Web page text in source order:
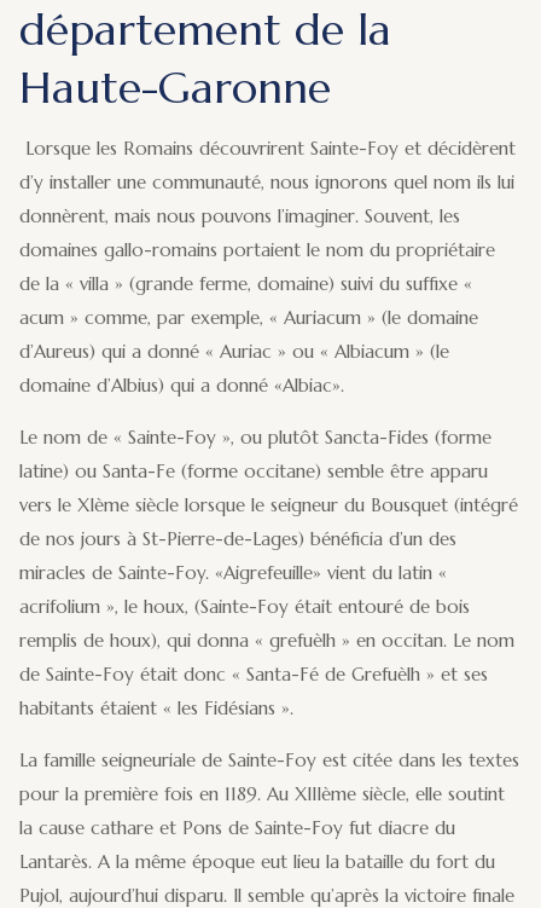
département de la
Haute-Garonne
Lorsque les Romains découvrirent Sainte-Foy et décidèrent
d’y installer une communauté, nous ignorons quel nom ils lui
donnèrent, mais nous pouvons l’imaginer. Souvent, les
domaines gallo-romains portaient le nom du propriétaire
de la « villa » (grande ferme, domaine) suivi du suffixe «
acum » comme, par exemple, « Auriacum » (le domaine
d’Aureus) qui a donné « Auriac » ou « Albiacum » (le
domaine d’Albius) qui a donné «Albiac».
Le nom de « Sainte-Foy », ou plutôt Sancta-Fides (forme
latine) ou Santa-Fe (forme occitane) semble être apparu
vers le XIème siècle lorsque le seigneur du Bousquet (intégré
de nos jours à St-Pierre-de-Lages) bénéficia d’un des
miracles de Sainte-Foy. «Aigrefeuille» vient du latin «
acrifolium », le houx, (Sainte-Foy était entouré de bois
remplis de houx), qui donna « grefuèlh » en occitan. Le nom
de Sainte-Foy était donc « Santa-Fé de Grefuèlh » et ses
habitants étaient « les Fidésians ».
La famille seigneuriale de Sainte-Foy est citée dans les textes
pour la première fois en 1189. Au XIIIème siècle, elle soutint
la cause cathare et Pons de Sainte-Foy fut diacre du
Lantarès. A la même époque eut lieu la bataille du fort du
Pujol, aujourd’hui disparu. Il semble qu’après la victoire finale